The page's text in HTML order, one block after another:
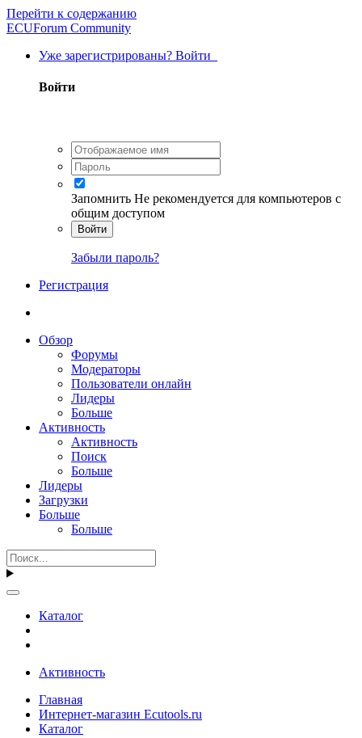
Перейти к содержанию
ECUForum Community
Уже зарегистрированы? Войти
Войти
Запомнить Не рекомендуется для компьютеров с
общим доступом
Войти
Забыли пароль?
Регистрация
Обзор
Форумы
Модераторы
Пользователи онлайн
Лидеры
Больше
Активность
Активность
Поиск
Больше
Лидеры
Загрузки
Больше
Больше
Каталог
Активность
Главная
Интернет-магазин Ecutools.ru
Каталог